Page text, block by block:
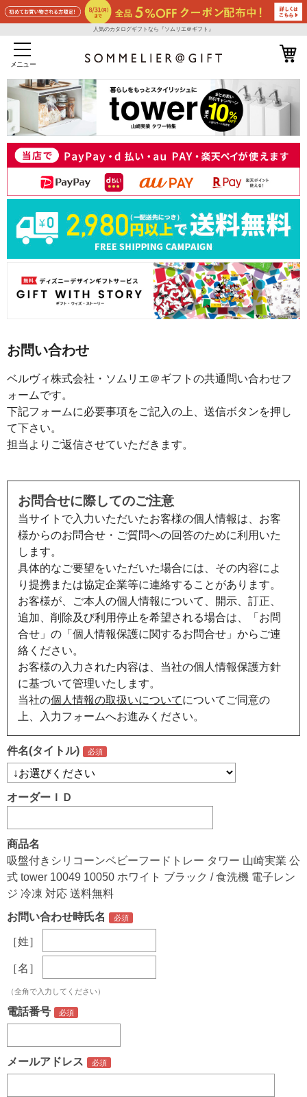
人気のカタログギフトなら『ソムリエ＠ギフト』
メニュー
お問い合わせ
ベルヴィ株式会社・ソムリエ＠ギフトの共通問い合わせフ
ォームです。
下記フォームに必要事項をご記入の上、送信ボタンを押し
て下さい。
担当よりご返信させていただきます。
お問合せに際してのご注意
当サイトで入力いただいたお客様の個人情報は、お客
様からのお問合せ・ご質問への回答のために利用いた
します。
具体的なご要望をいただいた場合には、その内容によ
り提携または協定企業等に連絡することがあります。
お客様が、ご本人の個人情報について、開示、訂正、
追加、削除及び利用停止を希望される場合は、「お問
合せ」の「個人情報保護に関するお問合せ」からご連
絡ください。
お客様の入力された内容は、当社の個人情報保護方針
に基づいて管理いたします。
当社の個人情報の取扱いについてについてご同意の
上、入力フォームへお進みください。
件名(タイトル)
オーダーＩＤ
商品名
吸盤付きシリコーンベビーフードトレー タワー 山崎実業 公
式 tower 10049 10050 ホワイト ブラック / 食洗機 電子レン
ジ 冷凍 対応 送料無料
お問い合わせ時氏名
［姓］
［名］
（全角で入力してください）
電話番号
メールアドレス